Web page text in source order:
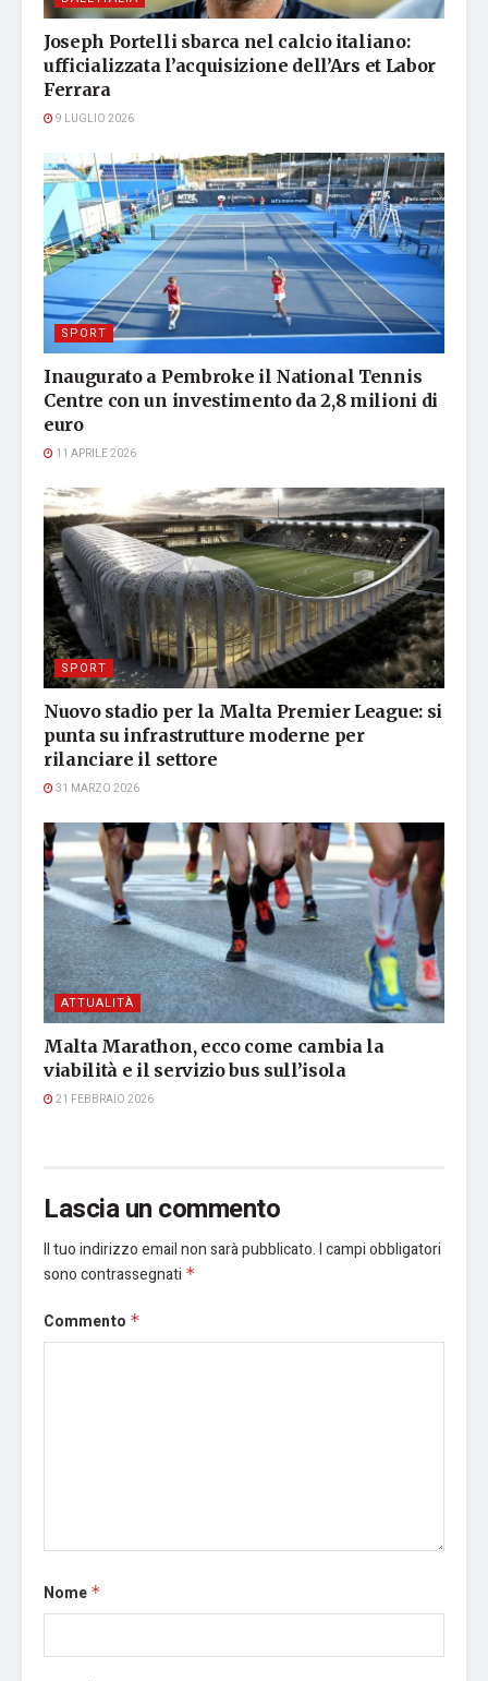
Joseph Portelli sbarca nel calcio italiano:
ufficializzata l’acquisizione dell’Ars et Labor
Ferrara
9 LUGLIO 2026
SPORT
Inaugurato a Pembroke il National Tennis
Centre con un investimento da 2,8 milioni di
euro
11 APRILE 2026
SPORT
Nuovo stadio per la Malta Premier League: si
punta su infrastrutture moderne per
rilanciare il settore
31 MARZO 2026
ATTUALITÀ
Malta Marathon, ecco come cambia la
viabilità e il servizio bus sull’isola
21 FEBBRAIO 2026
Lascia un commento
Il tuo indirizzo email non sarà pubblicato.I campi obbligatori
sono contrassegnati *
Commento *
Nome *